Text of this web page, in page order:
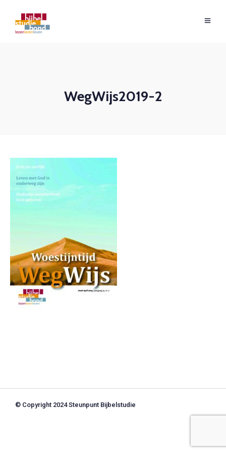
WegWijs2019-2
© Copyright 2024 Steunpunt Bijbelstudie